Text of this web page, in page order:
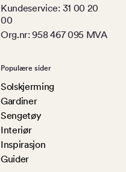
Kundeservice: 31 00 20
00
Org.nr: 958 467 095 MVA
Populære sider
Solskjerming
Gardiner
Sengetøy
Interiør
Inspirasjon
Guider